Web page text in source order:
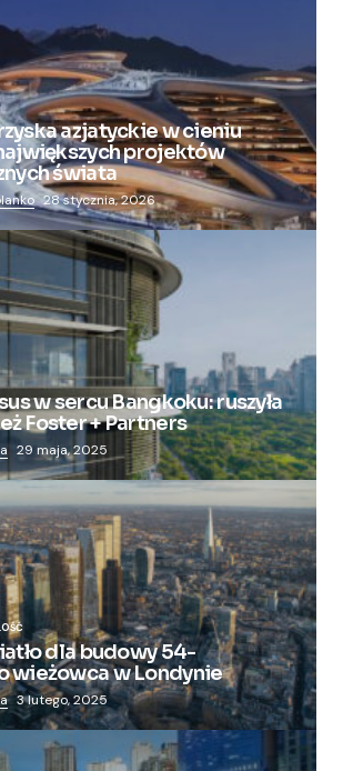
azjatyckie w cieniu
projektów
świata
28 stycznia, 2026
w sercu Bangkoku: ruszyła
Foster + Partners
29 maja, 2025
dla budowy 54-
wieżowca w Londynie
3 lutego, 2025